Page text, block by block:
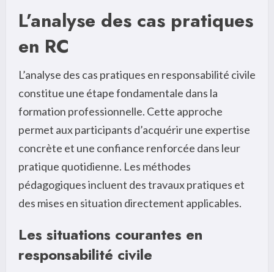
L’analyse des cas pratiques
en RC
L’analyse des cas pratiques en responsabilité civile
constitue une étape fondamentale dans la
formation professionnelle. Cette approche
permet aux participants d’acquérir une expertise
concrète et une confiance renforcée dans leur
pratique quotidienne. Les méthodes
pédagogiques incluent des travaux pratiques et
des mises en situation directement applicables.
Les situations courantes en
responsabilité civile